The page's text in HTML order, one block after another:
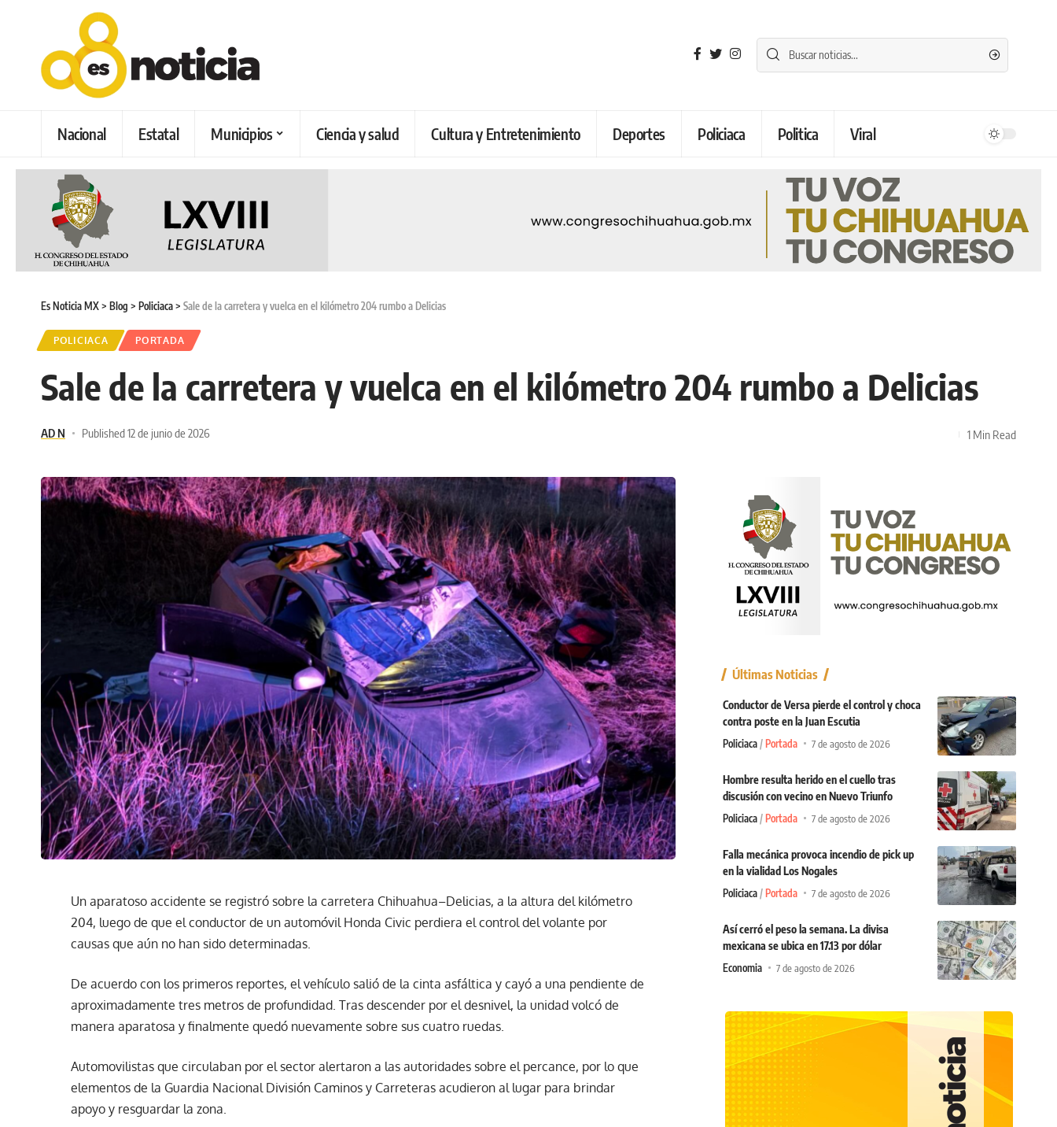
Nacional Estatal Municipios Ciencia y salud Cultura y Entretenimiento Deportes Policiaca Politica Viral
Es Noticia MX> Blog > Policiaca> Sale de la carretera y vuelca en el kilómetro 204 rumbo a Delicias
POLICIACA PORTADA
Sale de la carretera y vuelca en el kilómetro 204 rumbo a Delicias
AD N Published 12 de junio de 2026 1 Min Read
Un aparatoso accidente se registró sobre la carretera Chihuahua–Delicias, a la altura del kilómetro
204, luego de que el conductor de un automóvil Honda Civic perdiera el control del volante por
causas que aún no han sido determinadas.
De acuerdo con los primeros reportes, el vehículo salió de la cinta asfáltica y cayó a una pendiente de
aproximadamente tres metros de profundidad. Tras descender por el desnivel, la unidad volcó de
manera aparatosa y finalmente quedó nuevamente sobre sus cuatro ruedas.
Automovilistas que circulaban por el sector alertaron a las autoridades sobre el percance, por lo que
elementos de la Guardia Nacional División Caminos y Carreteras acudieron al lugar para brindar
apoyo y resguardar la zona.
Últimas Noticias
Conductor de Versa pierde el control y choca
contra poste en la Juan Escutia
Policiaca Portada 7 de agosto de 2026
Hombre resulta herido en el cuello tras
discusión con vecino en Nuevo Triunfo
Policiaca Portada 7 de agosto de 2026
Falla mecánica provoca incendio de pick up
en la vialidad Los Nogales
Policiaca Portada 7 de agosto de 2026
Así cerró el peso la semana. La divisa
mexicana se ubica en 17.13 por dólar
Economia 7 de agosto de 2026